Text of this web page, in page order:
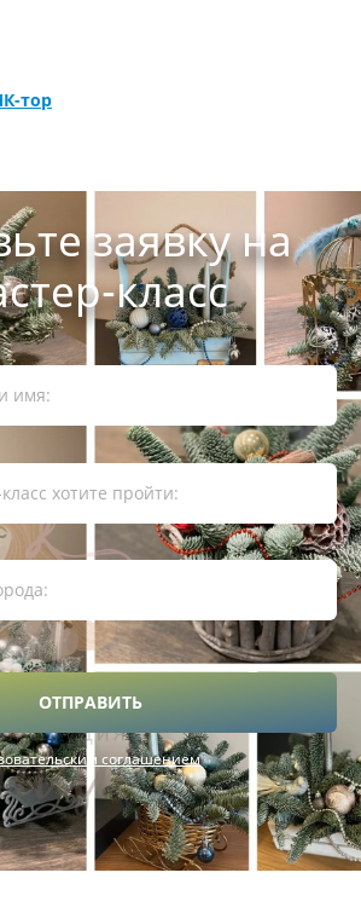
тор
заявку на
класс
ОТПРАВИТЬ
соглашением